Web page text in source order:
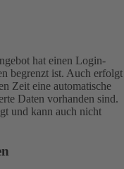
hat einen Login-
begrenzt ist. Auch erfolgt
Zeit eine automatische
Daten vorhanden sind.
und kann auch nicht